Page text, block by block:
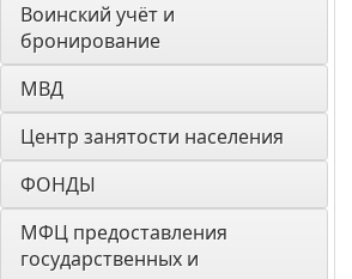
Воинский учёт и
бронирование
МВД
Центр занятости населения
ФОНДЫ
МФЦ предоставления
государственных и